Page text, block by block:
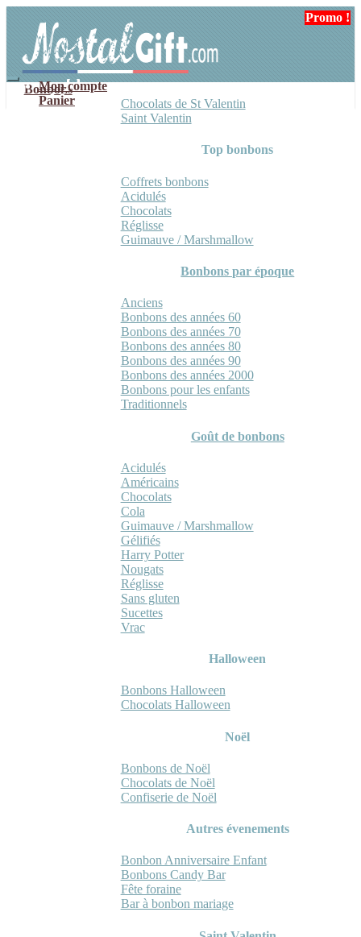
navigation
contenu
Mon compte
Panier
Bonbons
Chocolats de St Valentin
Saint Valentin
Top bonbons
Coffrets bonbons
Acidulés
Chocolats
Réglisse
Guimauve / Marshmallow
Bonbons par époque
Anciens
Bonbons des années 60
Bonbons des années 70
Bonbons des années 80
Bonbons des années 90
Bonbons des années 2000
Bonbons pour les enfants
Traditionnels
Goût de bonbons
Acidulés
Américains
Chocolats
Cola
Guimauve / Marshmallow
Gélifiés
Harry Potter
Nougats
Réglisse
Sans gluten
Sucettes
Vrac
Halloween
Bonbons Halloween
Chocolats Halloween
Noël
Bonbons de Noël
Chocolats de Noël
Confiserie de Noël
Autres évenements
Bonbon Anniversaire Enfant
Bonbons Candy Bar
Fête foraine
Bar à bonbon mariage
Promo !
Promo !
Promo !